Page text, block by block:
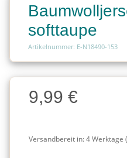
softtaupe
Artikelnummer: E-N18490-153
Charge
Charge9,99 €
Versandbereit in:4 Werktage